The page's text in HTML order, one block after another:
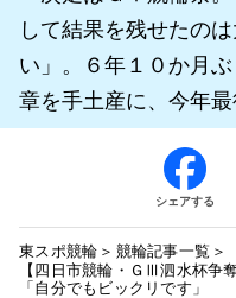
して結果を残せたの
い」。６年１０か月
章を手土産に、今年
シェアする
東スポ競輪
競輪記事一覧
【四日市競輪・ＧⅢ泗水杯
「自分でもビックリです」